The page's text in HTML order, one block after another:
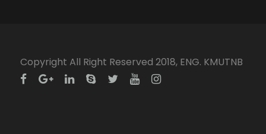
Copyright All Right Reserved 2018, ENG. KMUTNB